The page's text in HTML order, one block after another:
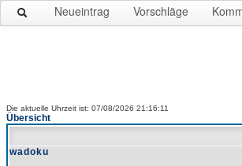
Neueintrag Vorschläge
Die aktuelle Uhrzeit ist: 07/08/2026 21:16:11
Übersicht
wadoku